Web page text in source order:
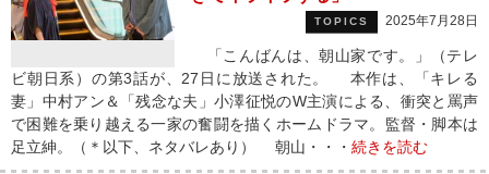
TOPICS 2025年7月28日
「こんばんは、朝山家です。」（テレ
ビ朝日系）の第3話が、27日に放送された。 本作は、「キレる
妻」中村アン＆「残念な夫」小澤征悦のW主演による、衝突と罵声
で困難を乗り越える一家の奮闘を描くホームドラマ。監督・脚本は
足立紳。（＊以下、ネタバレあり） 朝山・・・ 続きを読む